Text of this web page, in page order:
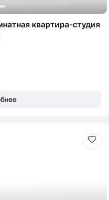
квартира-студия